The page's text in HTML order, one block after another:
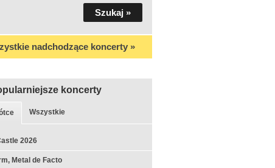
nadchodzące koncerty »
koncerty
Wszystkie
2026
Metal de Facto